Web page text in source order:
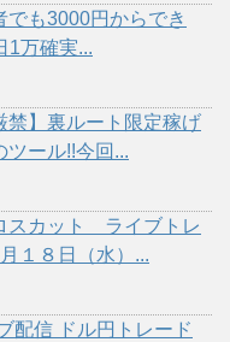
でも3000円からでき
1万確実...
禁】裏ルート限定稼げ
ツール!!今回...
スカット ライブトレ
１８日（水）...
配信 ドル円トレード